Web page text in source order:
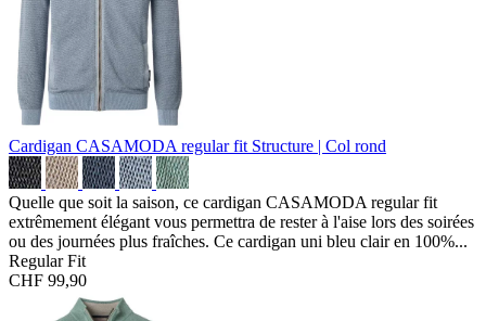
Cardigan CASAMODA regular fit Structure | Col rond
Quelle que soit la saison, ce cardigan CASAMODA regular fit
extrêmement élégant vous permettra de rester à l'aise lors des soirées
ou des journées plus fraîches. Ce cardigan uni bleu clair en 100%...
Regular Fit
CHF 99,90